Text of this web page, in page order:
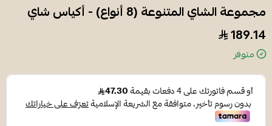
مجموعة الشاي المتنوعة (8 أنواع) - أكياس شاي
189.14
متوفر